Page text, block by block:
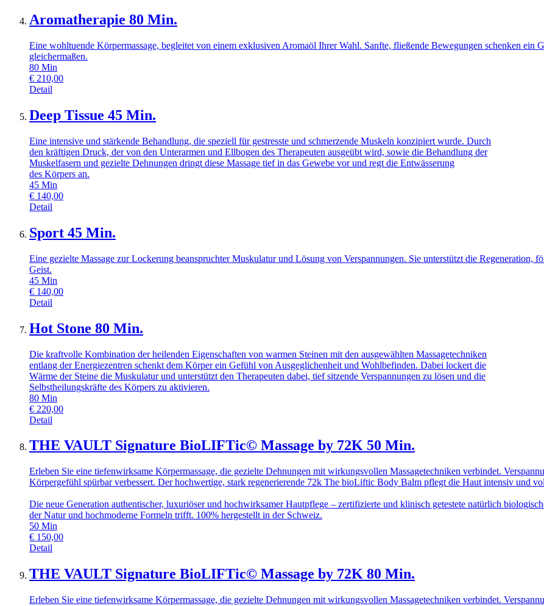
Aromatherapie 80 Min.
Eine wohltuende Körpermassage, begleitet von einem exklusiven Aromaöl Ihrer Wahl. Sanfte, fließende Bewegungen schenken
gleichermaßen.
80 Min
€ 210,00
Detail
Deep Tissue 45 Min.
Eine intensive und stärkende Behandlung, die speziell für gestresste und schmerzende Muskeln konzipiert wurde. Durch
den kräftigen Druck, der von den Unterarmen und Ellbogen des Therapeuten ausgeübt wird, sowie die Behandlung der
Muskelfasern und gezielte Dehnungen dringt diese Massage tief in das Gewebe vor und regt die Entwässerung
des Körpers an.
45 Min
€ 140,00
Detail
Sport 45 Min.
Eine gezielte Massage zur Lockerung beanspruchter Muskulatur und Lösung von Verspannungen. Sie unterstützt die Regeneration,
Geist.
45 Min
€ 140,00
Detail
Hot Stone 80 Min.
Die kraftvolle Kombination der heilenden Eigenschaften von warmen Steinen mit den ausgewählten Massagetechniken
entlang der Energiezentren schenkt dem Körper ein Gefühl von Ausgeglichenheit und Wohlbefinden. Dabei lockert die
Wärme der Steine die Muskulatur und unterstützt den Therapeuten dabei, tief sitzende Verspannungen zu lösen und die
Selbstheilungskräfte des Körpers zu aktivieren.
80 Min
€ 220,00
Detail
THE VAULT Signature BioLIFTic© Massage by 72K 50 Min.
Erleben Sie eine tiefenwirksame Körpermassage, die gezielte Dehnungen mit wirkungsvollen Massagetechniken verbindet.
Körpergefühl spürbar verbessert. Der hochwertige, stark regenerierende 72k The bioLiftic Body Balm pflegt die Haut intensiv und
Die neue Generation authentischer, luxuriöser und hochwirksamer Hautpflege – zertifizierte und klinisch getestete natürlich
der Natur und hochmoderne Formeln trifft. 100% hergestellt in der Schweiz.
50 Min
€ 150,00
Detail
THE VAULT Signature BioLIFTic© Massage by 72K 80 Min.
Erleben Sie eine tiefenwirksame Körpermassage, die gezielte Dehnungen mit wirkungsvollen Massagetechniken verbindet.